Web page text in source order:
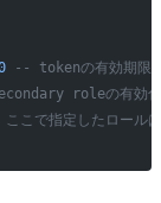
-- tokenの有効期限。
roleの有効化に
こで指定したロール